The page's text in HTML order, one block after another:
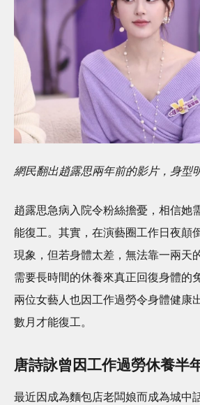
網民翻出趙露思兩年前的影片，身型
趙露思急病入院令粉絲擔憂，相信她
能復工。其實，在演藝圈工作日夜顛
現象，但若身體太差，無法靠一兩天
需要長時間的休養來真正回復身體的
兩位女藝人也因工作過勞令身體健康
數月才能復工。
唐詩詠曾因工作過勞休養半
最近因成為麵包店老闆娘而成為城中